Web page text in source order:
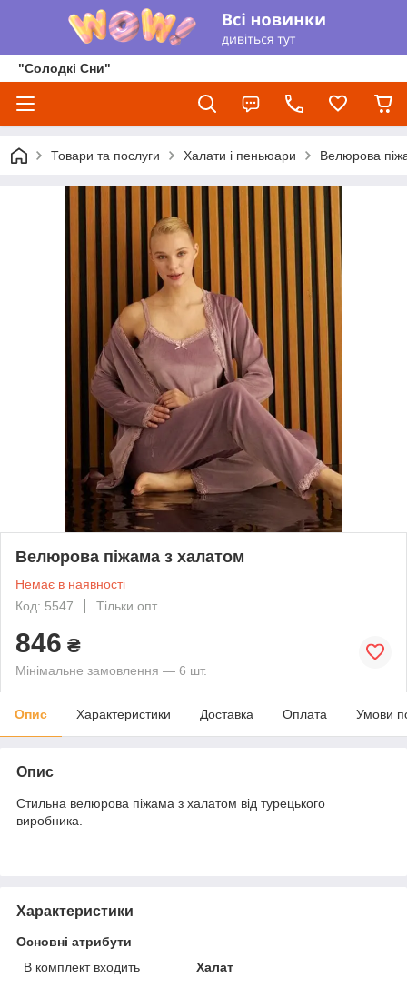
"Солодкі Сни"
Товари та послуги Халати і пеньюари Велюрова
Велюрова піжама з халатом
Немає в наявності
Код: 5547
Тільки опт
846 ₴
Мінімальне замовлення — 6 шт.
Опис Характеристики Доставка Оплата Умови
Опис
Стильна велюрова піжама з халатом від турецького
виробника.
Характеристики
Основні атрибути
В комплект входить
Халат